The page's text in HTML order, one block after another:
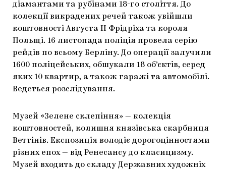
діамантами та рубінами 18-го століття. До
колекції викрадених речей також увійшли
коштовності Августа II Фрідріха та короля
Польщі. 16 листопада поліція провела серію
рейдів по всьому Берліну. До операції залучили
1600 поліцейських, обшукали 18 об’єктів, серед
яких 10 квартир, а також гаражі та автомобілі.
Ведеться розслідування.
Музей «Зелене склепіння» — колекція
коштовностей, колишня князівська скарбниця
Веттінів. Експозиція володіє дорогоцінностями
різних епох — від Ренесансу до класицизму.
Музей входить до складу Державних художніх